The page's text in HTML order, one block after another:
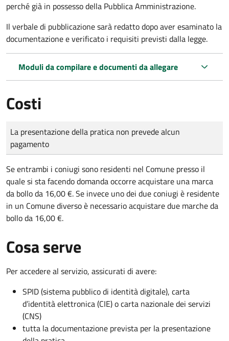
perché già in possesso della Pubblica Amministrazione.
Il verbale di pubblicazione sarà redatto dopo aver esaminato la
documentazione e verificato i requisiti previsti dalla legge.
Moduli da compilare e documenti da allegare
Costi
Tipo di pagamento
Importo
La presentazione della pratica non prevede alcun
pagamento
Se entrambi i coniugi sono residenti nel Comune presso il
quale si sta facendo domanda occorre acquistare una marca
da bollo da 16,00 €. Se invece uno dei due coniugi è residente
in un Comune diverso è necessario acquistare due marche da
bollo da 16,00 €.
Cosa serve
Per accedere al servizio, assicurati di avere:
SPID (sistema pubblico di identità digitale), carta
d’identità elettronica (CIE) o carta nazionale dei servizi
(CNS)
tutta la documentazione prevista per la presentazione